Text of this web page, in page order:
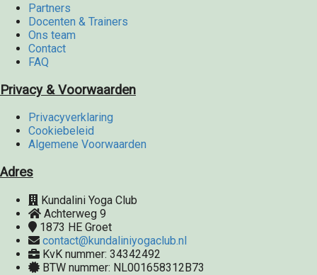
Partners
Docenten & Trainers
Ons team
Contact
FAQ
Privacy & Voorwaarden
Privacyverklaring
Cookiebeleid
Algemene Voorwaarden
Adres
Kundalini Yoga Club
Achterweg 9
1873 HE Groet
contact@kundaliniyogaclub.nl
KvK nummer: 34342492
BTW nummer: NL001658312B73